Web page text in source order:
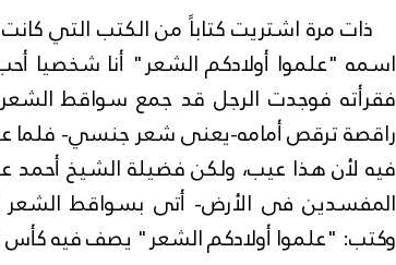
ذات مرة اشتريت كتاباً من الكتب التي
اسمه "علموا أولادكم الشعر" أنا شخصيا
فقرأته فوجدت الرجل قد جمع سواقط
راقصة ترقص أمامه-يعنى شعر جنسي- فلما
فيه لأن هذا عيب، ولكن فضيلة الشيخ
المفسدين فى الأرض- أتى بسواقط الشعر
وكتب: "علموا أولادكم الشعر" يصف فيه كأس